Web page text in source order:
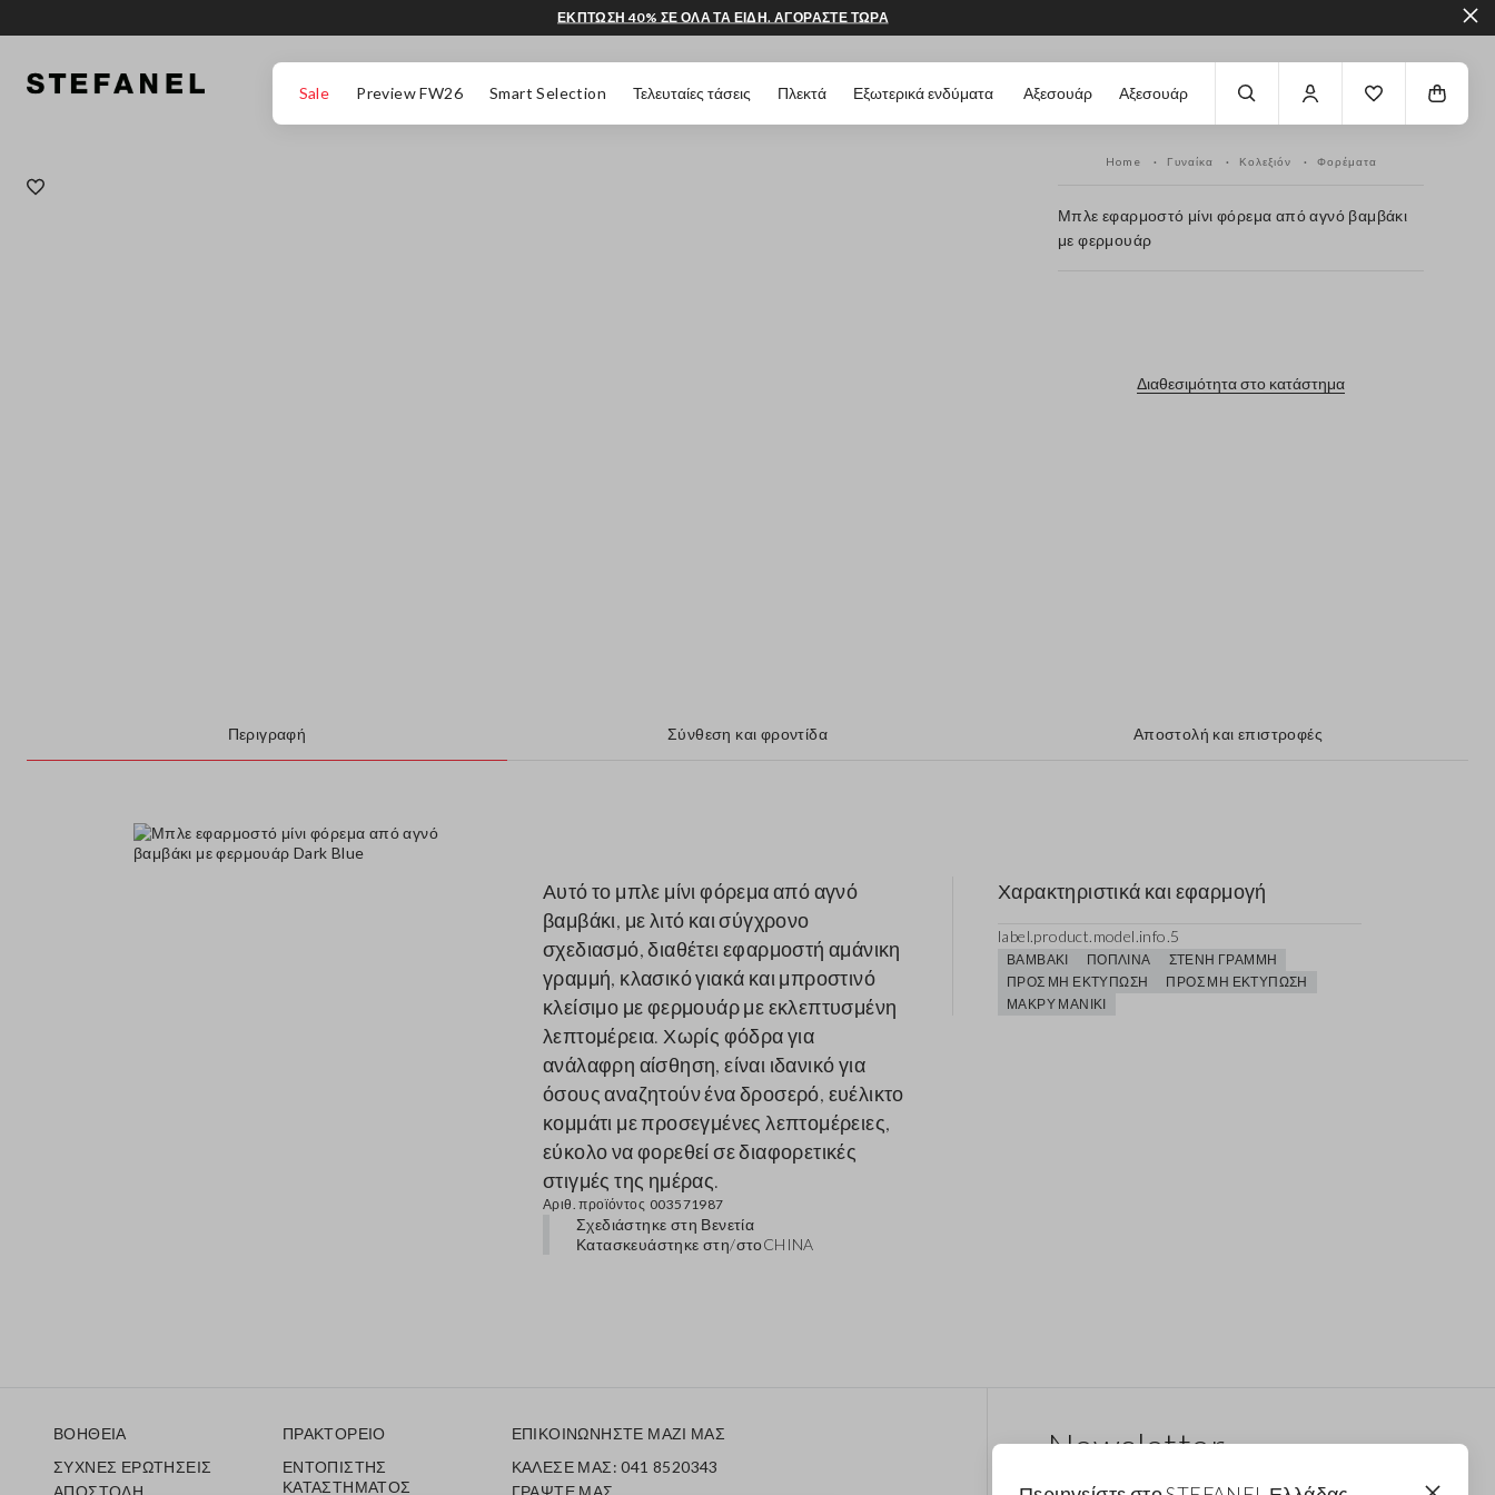
Sale Preview FW26 Smart Selection Τελευταίες τάσεις Πλεκτά Εξωτερικά ενδύματα Αξεσουάρ Αξεσουάρ
ΕΚΠΤΩΣΗ 40% ΣΕ ΟΛΑ ΤΑ ΕΙΔΗ. ΑΓΟΡΑΣΤΕ ΤΩΡΑ
Home Γυναίκα Κολεξιόν Φορέματα
Μπλε εφαρμοστό μίνι φόρεμα από αγνό βαμβάκι
με φερμουάρ
Διαθεσιμότητα στο κατάστημα
Περιγραφή Σύνθεση και φροντίδα Αποστολή και επιστροφές
Αυτό το μπλε μίνι φόρεμα από αγνό
βαμβάκι, με λιτό και σύγχρονο
σχεδιασμό, διαθέτει εφαρμοστή αμάνικη
γραμμή, κλασικό γιακά και μπροστινό
κλείσιμο με φερμουάρ με εκλεπτυσμένη
λεπτομέρεια. Χωρίς φόδρα για
ανάλαφρη αίσθηση, είναι ιδανικό για
όσους αναζητούν ένα δροσερό, ευέλικτο
κομμάτι με προσεγμένες λεπτομέρειες,
εύκολο να φορεθεί σε διαφορετικές
στιγμές της ημέρας.
Αριθ. προϊόντος 003571987
Σχεδιάστηκε στη Βενετία
Κατασκευάστηκε στη/στοCHINA
Χαρακτηριστικά και εφαρμογή
label.product.model.info.5
ΒΑΜΒΆΚΙ ΠΟΠΛΊΝΑ
ΣΤΕΝΉ ΓΡΑΜΜΉ
ΠΡΟΣ ΜΗ ΕΚΤΎΠΩΣΗ
ΠΡΟΣ ΜΗ ΕΚΤΎΠΩΣΗ
ΜΑΚΡΎ ΜΑΝΊΚΙ
ΒΟΗΘΕΙΑ
ΣΥΧΝΕΣ ΕΡΩΤΗΣΕΙΣ
ΑΠΟΣΤΟΛΗ
ΠΡΑΚΤΟΡΕΙΟ
ΕΝΤΟΠΙΣΤΗΣ
ΚΑΤΑΣΤΗΜΑΤΟΣ
ΕΠΙΚΟΙΝΩΝΗΣΤΕ ΜΑΖΙ ΜΑΣ
ΚΑΛΕΣΕ ΜΑΣ: 041 8520343
ΓΡΑΨΤΕ ΜΑΣ
Newsletter
Λάβε ενημερώσεις για νέα drops, συλλογές και